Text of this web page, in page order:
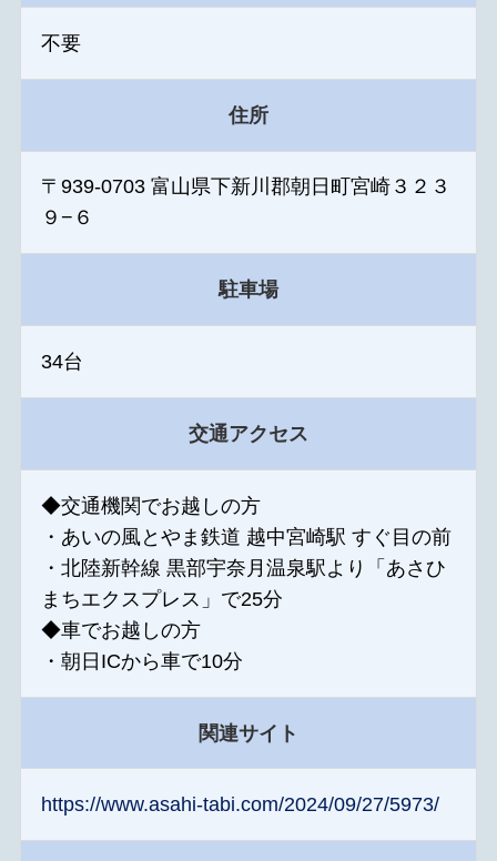
不要
住所
〒939-0703 富山県下新川郡朝日町宮崎３２３
９−６
駐車場
34台
交通アクセス
◆交通機関でお越しの方
・あいの風とやま鉄道 越中宮崎駅 すぐ目の前
・北陸新幹線 黒部宇奈月温泉駅より「あさひ
まちエクスプレス」で25分
◆車でお越しの方
・朝日ICから車で10分
関連サイト
https://www.asahi-tabi.com/2024/09/27/5973/